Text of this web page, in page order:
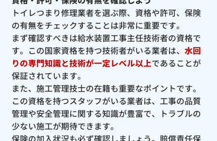
トイレつまり修理業者を選ぶ際、資格や許可、保険
の有無をチェックすることは非常に重要です。
まず確認すべきは給水装置工事主任技術者の資格で
す。この国家資格を持つ技術者がいる業者は、 水回
りの専門知識と技術が一定レベル以上であることが
保証されています。
また、施工管理技士の在籍も重要なポイントです。
この資格を持つスタッフがいる業者は、工事の品質
管理や安全管理に関する知識が豊富で、トラブルの
少ない施工が期待できます。
保険の加入状況も必ず確認しましょう。賠償責任保